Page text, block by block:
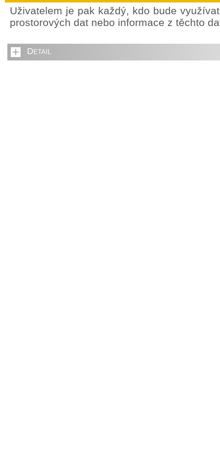
Uživatelem je pak každý, kdo bude
prostorových dat nebo informace z těchto
Detail